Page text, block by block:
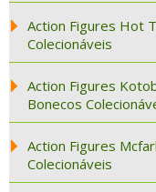
Action Figures Hot
Colecionáveis
Action Figures
Bonecos
Action Figures
Colecionáveis